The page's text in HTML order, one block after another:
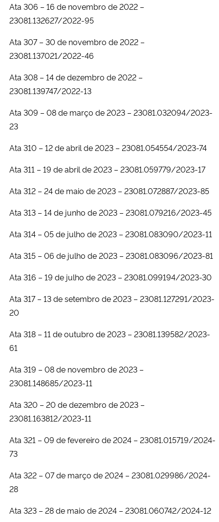
Ata 306 – 16 de novembro de 2022 –
23081.132627/2022-95
Ata 307 – 30 de novembro de 2022 –
23081.137021/2022-46
Ata 308 – 14 de dezembro de 2022 –
23081.139747/2022-13
Ata 309 – 08 de março de 2023 – 23081.032094/2023-
23
Ata 310 – 12 de abril de 2023 – 23081.054554/2023-74
Ata 311 – 19 de abril de 2023 – 23081.059779/2023-17
Ata 312 – 24 de maio de 2023 – 23081.072887/2023-85
Ata 313 – 14 de junho de 2023 – 23081.079216/2023-45
Ata 314 – 05 de julho de 2023 – 23081.083090/2023-11
Ata 315 – 06 de julho de 2023 – 23081.083096/2023-81
Ata 316 – 19 de julho de 2023 – 23081.099194/2023-30
Ata 317 – 13 de setembro de 2023 – 23081.127291/2023-
20
Ata 318 – 11 de outubro de 2023 – 23081.139582/2023-
61
Ata 319 – 08 de novembro de 2023 –
23081.148685/2023-11
Ata 320 – 20 de dezembro de 2023 –
23081.163812/2023-11
Ata 321 – 09 de fevereiro de 2024 – 23081.015719/2024-
73
Ata 322 – 07 de março de 2024 – 23081.029986/2024-
28
Ata 323 – 28 de maio de 2024 – 23081.060742/2024-12